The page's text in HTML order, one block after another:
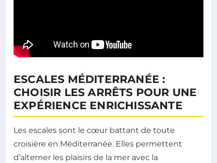
ESCALES MÉDITERRANÉE :
CHOISIR LES ARRÊTS POUR UNE
EXPÉRIENCE ENRICHISSANTE
Les escales sont le cœur battant de toute
croisière en Méditerranée. Elles permettent
d’alterner les plaisirs de la mer avec la